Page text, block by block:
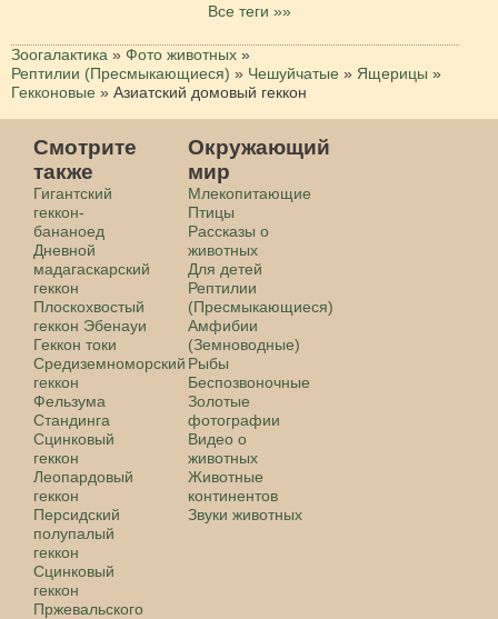
Все теги »»
Зоогалактика » Фото животных »
Рептилии (Пресмыкающиеся) » Чешуйчатые » Ящерицы »
Гекконовые » Азиатский домовый геккон
Смотрите
также
Гигантский
геккон-
бананоед
Дневной
мадагаскарский
геккон
Плоскохвостый
геккон Эбенауи
Геккон токи
Средиземноморский
геккон
Фельзума
Стандинга
Сцинковый
геккон
Леопардовый
геккон
Персидский
полупалый
геккон
Сцинковый
геккон
Пржевальского
Окружающий
мир
Млекопитающие
Птицы
Рассказы о
животных
Для детей
Рептилии
(Пресмыкающиеся)
Амфибии
(Земноводные)
Рыбы
Беспозвоночные
Золотые
фотографии
Видео о
животных
Животные
континентов
Звуки животных